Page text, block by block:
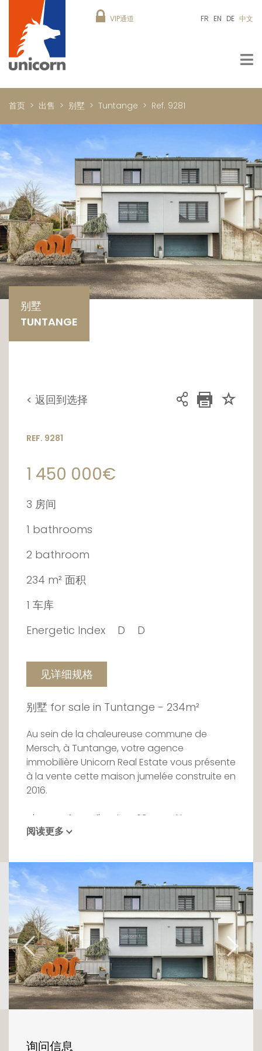
VIP通道 FR EN DE 中文
首页 出售 别墅 Tuntange Ref. 9281
别墅
TUNTANGE
< 返回到选择
REF. 9281
1 450 000€
3 房间
1 bathrooms
2 bathroom
234 m² 面积
1 车库
Energetic Index
D D
见详细规格
别墅 for sale in Tuntange - 234m²
Au sein de la chaleureuse commune de
Mersch, à Tuntange, votre agence
immobilière Unicorn Real Estate vous présente
à la vente cette maison jumelée construite en
2016.
D'une surface d'environ 234 m², découvrez
cette jolie maison jumelée, libre de trois côtés,
organisation pensée pour un quotidien
confortable.
L'entrée des lieux s'effectue par une porte
située sur le côté de la bâtisse. Dès votre
arrivée, vous serez accueilli par un hall
spacieux permettant de conserver un
espace parfaitement organisé et desservant
harmonieusement les différentes pièces de
vie.
et la salle à manger au sein d'une seule et
阅读更多
询问信息